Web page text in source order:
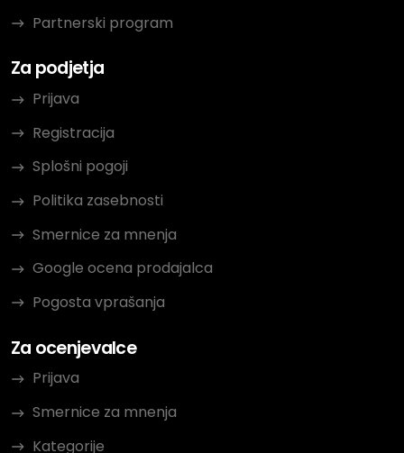
Partnerski program
Za podjetja
Prijava
Registracija
Splošni pogoji
Politika zasebnosti
Smernice za mnenja
Google ocena prodajalca
Pogosta vprašanja
Za ocenjevalce
Prijava
Smernice za mnenja
Kategorije